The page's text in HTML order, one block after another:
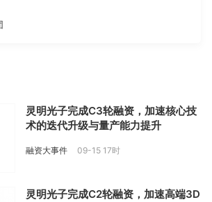
使轮（金额：未披露），投资方：联想控
灵明光子完成C3轮融资，加速核心技
术的迭代升级与量产能力提升
融资大事件 09-15 17时
灵明光子完成C2轮融资，加速高端3D